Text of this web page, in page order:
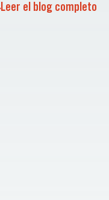
Leer el blog completo